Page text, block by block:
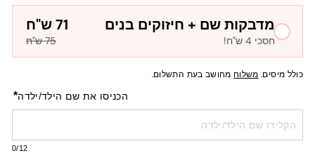
מדבקות שם + חיזוקים בנים
חסכי 4 ש"ח!
71 ש"ח
75 ש"ח
כולל מיסים. משלוח מחושב בעת התשלום.
הכניסו את שם הילד/ילדה*
0/12